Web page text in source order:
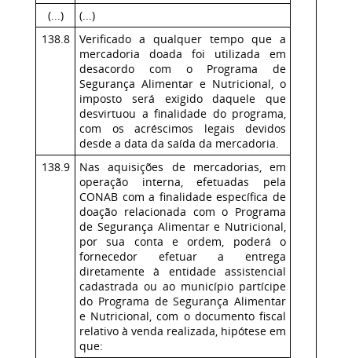
(...)
(...)
138.8
Verificado a qualquer tempo que a
mercadoria doada foi utilizada em
desacordo com o Programa de
Segurança Alimentar e Nutricional, o
imposto será exigido daquele que
desvirtuou a finalidade do programa,
com os acréscimos legais devidos
desde a data da saída da mercadoria.
138.9
Nas aquisições de mercadorias, em
operação interna, efetuadas pela
CONAB com a finalidade específica de
doação relacionada com o Programa
de Segurança Alimentar e Nutricional,
por sua conta e ordem, poderá o
fornecedor efetuar a entrega
diretamente à entidade assistencial
cadastrada ou ao município partícipe
do Programa de Segurança Alimentar
e Nutricional, com o documento fiscal
relativo à venda realizada, hipótese em
que: